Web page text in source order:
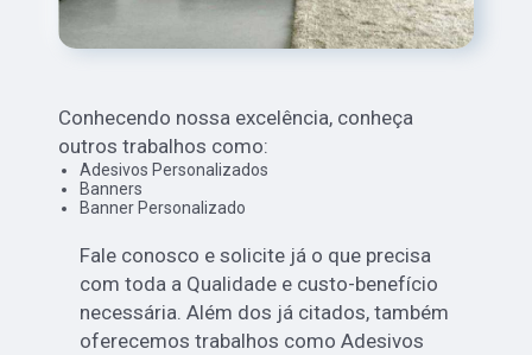
Conhecendo nossa excelência, conheça
outros trabalhos como:
Adesivos Personalizados
Banners
Banner Personalizado
Fale conosco e solicite já o que precisa
com toda a Qualidade e custo-benefício
necessária. Além dos já citados, também
oferecemos trabalhos como Adesivos